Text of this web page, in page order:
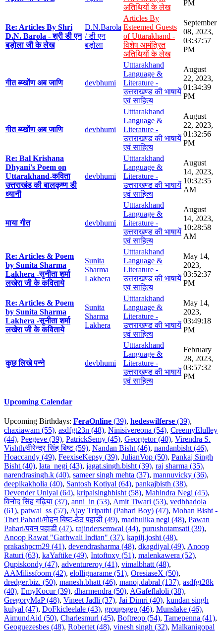
अतिथियों के लेख
PM
Re: Articles By Shri
D.N. Barola - श्री डी एन
बड़ोला जी के लेख
D.N.Barola
/ डी एन
बड़ोला
Articles By
Esteemed Guests
of Uttarakhand -
विशेष आमंत्रित
अतिथियों के लेख
September
08, 2023,
03:37:57
PM
गीत ब्य्खोंण अब जाणि devbhumi
Utttarakhand
Language &
Literature -
उत्तराखण्ड की भाषायें
एवं साहित्य
August
22, 2023,
01:34:39
PM
गीत ब्य्खोंण अब जाणि devbhumi
Utttarakhand
Language &
Literature -
उत्तराखण्ड की भाषायें
एवं साहित्य
August
22, 2023,
01:32:56
PM
Re: Bal Krishana
Dhyani's Poem on
Uttarakhand-कविता
उत्तराखंड की बालकृष्ण डी
ध्यानी
devbhumi
Utttarakhand
Language &
Literature -
उत्तराखण्ड की भाषायें
एवं साहित्य
August
14, 2023,
10:32:35
AM
माया गीत devbhumi
Utttarakhand
Language &
Literature -
उत्तराखण्ड की भाषायें
एवं साहित्य
August
14, 2023,
10:28:58
AM
Re: Articles & Poem
by Sunita Sharma
Lakhera -सुनीता शर्मा
लखेरा जी के कविताये
Sunita
Sharma
Lakhera
Utttarakhand
Language &
Literature -
उत्तराखण्ड की भाषायें
एवं साहित्य
May 14,
2023,
03:52:37
PM
Re: Articles & Poem
by Sunita Sharma
Lakhera -सुनीता शर्मा
लखेरा जी के कविताये
Sunita
Sharma
Lakhera
Utttarakhand
Language &
Literature -
उत्तराखण्ड की भाषायें
एवं साहित्य
May 14,
2023,
03:49:18
PM
कुछ लिखे पन्ने devbhumi
Utttarakhand
Language &
Literature -
उत्तराखण्ड की भाषायें
एवं साहित्य
February
28, 2023,
03:57:32
PM
Upcoming Calendar
Upcoming Birthdays: FeraOnline (39), hedeswilferse (39),
chaxiawam (55), asdfgt23n (48), Ninisivereona (54), CreemyElulley
(44), Peegeve (39), PatrickSemy (45), Georgetor (40), Virendra S.
Vishth/वीरेन्द्र सिंह बिष्ट (59), Nandan Bisht (46), nandanbisht (46),
Hoaccandy (49), FeexiseKepsy (39), JulianVop (50), Pankaj Singh
Bisht (40), lata_negi (43), jagat.singh.bisht (39), raj sharma (35),
narendrasingh.k (40), sameer singh mehta (37), mannuvicky (36),
deepikakholia (40), Santosh Kotiyal (64), pankajbisth (38),
Devender Uniyal (64), kripalsinghbisht (58), Mahindra Negi (45),
विनोद सिंह गढ़िया (37), anni_in (53), Amit Tiwari (53), vedbhadola
(61), patwal_ss (57), Ajay Tripathi (Pahari Boy) (47), Mohan Bisht -
Thet Pahadi/मोहन बिष्ट-ठेठ पहाडी (49), madhulika negi (48), Pawan
Pahari/पवन पहाडी (47), rajindersemwal (44), purushotamsati (39),
Anoop Rawat "Garhwali Indian" (37), kapilj.joshi (48),
prakashpcm29 (41), devendrasharma (48), dkagdiyal (49), Anoop
Raturi (63), kaYaftike (49), Intoftoxy (51), malenkawera (52),
Qupiskondy (47), adventureroy (41), vimalbhatt (48),
AAMilissfoom (42), elollignarame (51), OresiaseX (50),
dredger.biz. (50), manesh.bhatt (46), manoj.dabral (137), asdfgt28k
(40), EmyKocur (39), dharmendra (50), AGafeflaloli (38),
GregoryMaP (48), Vineet Jadli (37), Jai Dimri (40), kundan singh
kulyal (47), DoFkicleelale (43), grougsgep (46), Munslake (46),
AimundAid (50), Charlesmurl (45), Boftreop (54), Tamepenna (41),
Geoguezesbes (48), Robertet (48), vinesh singh (32), Malkanigopal